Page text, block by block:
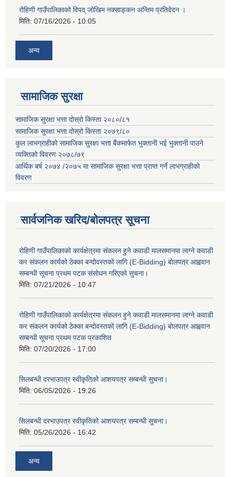
रोहिणी गाउँपालिकाको विपद् जोखिम नक्साङ्कन अन्तिम प्रतिवेदन ।
मिति: 07/16/2026 - 10:05
अन्य
सामाजिक सुरक्षा
सामाजिक सुरक्षा भत्ता दोस्रो किस्ता २०८०/८१
सामाजिक सुरक्षा भत्ता दोस्रो किस्ता २०७९/८०
कुल लाभग्राहीको सामाजिक सुरक्षा भत्ता बैंकमार्फत भुक्तानी भई भुक्तानी पाउने
व्यक्तिको विवरण २०७८/७९
आर्थिक बर्ष २०७४ /२०७५ मा सामाजिक सुरक्षा भत्ता प्राप्त गर्ने लाभग्राहीको
विवरण
सार्वजनिक खरिद/बोलपत्र सूचना
रोहिणी गाउँपालिकाको कार्यक्षेत्रमा संकलन हुने कवाडी मालसमानमा लाग्ने कवाडी
कर संकलन कार्यको ठेक्का बन्दोवस्तको लागि (E-Bidding) बोलपत्र आह्ववान
सम्बन्धी सूचना प्रथम पटक संसोधन गरिएको सुचना।
मिति: 07/21/2026 - 10:47
रोहिणी गाउँपालिकाको कार्यक्षेत्रमा संकलन हुने कवाडी मालसमानमा लाग्ने कवाडी
कर संकलन कार्यको ठेक्का बन्दोवस्तको लागि (E-Bidding) बोलपत्र आह्ववान
सम्बन्धी सूचना प्रथम पटक प्रकाशित
मिति: 07/20/2026 - 17:00
सिलबन्धी दरभाउपत्र स्वीकृतिको आशयपत्र सम्बन्धी सुचना।
मिति: 06/05/2026 - 19:26
सिलबन्धी दरभाउपत्र स्वीकृतिको आशयपत्र सम्बन्धी सुचना।
मिति: 05/26/2026 - 16:42
अन्य